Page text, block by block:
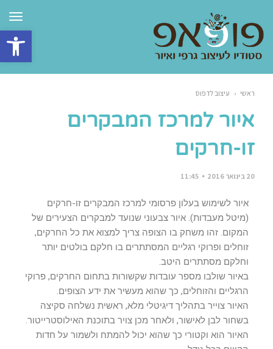
פתח
ראשי ‹ עיצוב לדפוס
איור למרכז המבקרים
זו-חרקים
20 בינואר 2016 11:45
איור לשימוש בעלון פרסומי למרכז המבקרים זו-חרקים
(מיטל מעבדות). איור צבעוני שנועד למבקרים הצעירים של
המקום. זהו משחק בו הצופה צריך למצוא את כל החרקים,
זוחלים ופרוקי רגליים המסתתרים בו חלקם בולטים יותר
וחלקם מסתתרים היטב.
באיור שולבו מספר עובדות שקשורות בתחום החרקים, פרוקי
הרגליים והזוחלים, כך שהוא מעשיר את ידע הצופים.
האיור צוייר בתהליך דיגיטלי מלא, ראשית נשלחה סקיצה
בשחור לבן לאישור, ולאחר מכן צויר בתוכנת האילוסטרייטור.
האיור הוא וקטורי כך שהוא יכול להמתח ולשמור על חדות